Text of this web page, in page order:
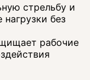
стрельбу и
без
рабочие